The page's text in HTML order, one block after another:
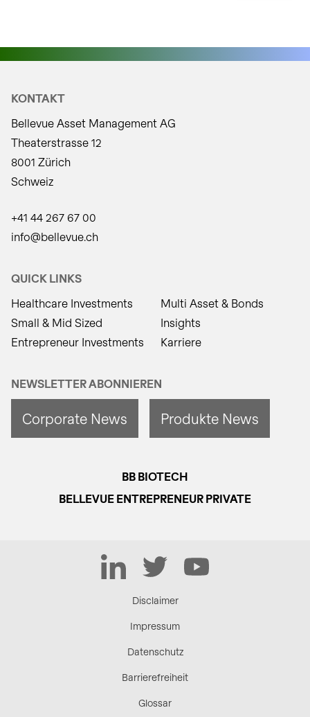
KONTAKT
Bellevue Asset Management AG
Theaterstrasse 12
8001 Zürich
Schweiz
+41 44 267 67 00
info@bellevue.ch
QUICK LINKS
Healthcare Investments
Small & Mid Sized
Entrepreneur Investments
Multi Asset & Bonds
Insights
Karriere
NEWSLETTER ABONNIEREN
Corporate News Produkte News
BB BIOTECH
BELLEVUE ENTREPRENEUR PRIVATE
LinkedIn Twitter YouTube
Disclaimer
Impressum
Datenschutz
Barrierefreiheit
Glossar